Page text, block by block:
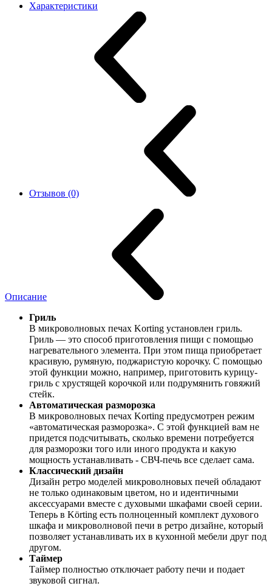
Характеристики
Отзывов (0)
Описание
Гриль
В микроволновых печах Korting установлен гриль.
Гриль — это способ приготовления пищи с помощью
нагревательного элемента. При этом пища приобретает
красивую, румяную, поджаристую корочку. С помощью
этой функции можно, например, приготовить курицу-
гриль с хрустящей корочкой или подрумянить говяжий
стейк.
Автоматическая разморозка
В микроволновых печах Korting предусмотрен режим
«автоматическая разморозка». С этой функцией вам не
придется подсчитывать, сколько времени потребуется
для разморозки того или иного продукта и какую
мощность устанавливать - СВЧ-печь все сделает сама.
Классический дизайн
Дизайн ретро моделей микроволновых печей обладают
не только одинаковым цветом, но и идентичными
аксессуарами вместе с духовыми шкафами своей серии.
Теперь в Körting есть полноценный комплект духового
шкафа и микроволновой печи в ретро дизайне, который
позволяет устанавливать их в кухонной мебели друг под
другом.
Таймер
Таймер полностью отключает работу печи и подает
звуковой сигнал.